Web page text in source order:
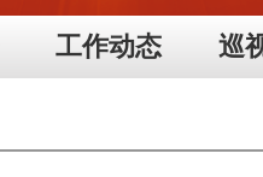
工作动态 巡